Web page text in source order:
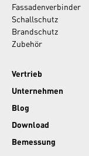
Fassadenverbinder
Schallschutz
Brandschutz
Zubehör
Vertrieb
Unternehmen
Blog
Download
Bemessung